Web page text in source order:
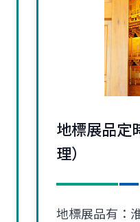
地標展品定
理）
地標展品有：